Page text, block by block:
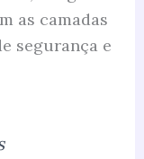
as camadas
segurança e